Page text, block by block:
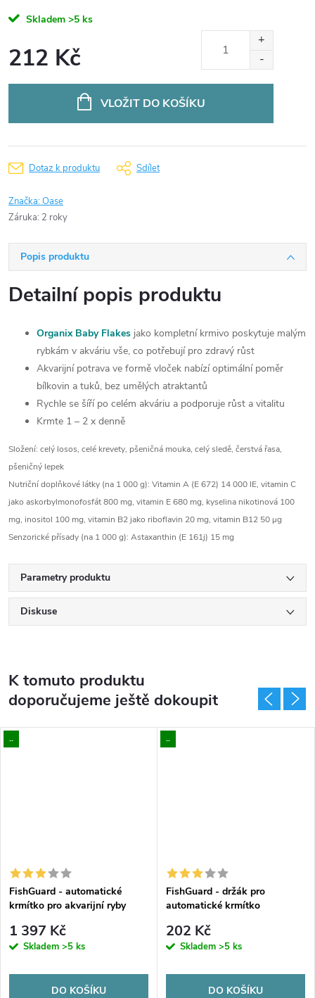
Skladem >5 ks
212 Kč
VLOŽIT DO KOŠÍKU
Dotaz k produktu Sdílet
Značka:Oase
Záruka: 2 roky
Popis produktu
Detailní popis produktu
Organix Baby Flakes jako kompletní krmivo poskytuje malým
rybkám v akváriu vše, co potřebují pro zdravý růst
Akvarijní potrava ve formě vloček nabízí optimální poměr
bílkovin a tuků, bez umělých atraktantů
Rychle se šíří po celém akváriu a podporuje růst a vitalitu
Krmte 1 – 2 x denně
Složení: celý losos, celé krevety, pšeničná mouka, celý sledě, čerstvá řasa,
pšeničný lepek
Nutriční doplňkové látky (na 1 000 g): Vitamin A (E 672) 14 000 IE, vitamin C
jako askorbylmonofosfát 800 mg, vitamin E 680 mg, kyselina nikotinová 100
mg, inositol 100 mg, vitamin B2 jako riboflavin 20 mg, vitamin B12 50 μg
Senzorické přísady (na 1 000 g): Astaxanthin (E 161j) 15 mg
Parametry produktu
Diskuse
K tomuto produktu
doporučujeme ještě dokoupit
..
FishGuard - automatické
krmítko pro akvarijní ryby
1 397 Kč
Skladem >5 ks
DO KOŠÍKU
..
FishGuard - držák pro
automatické krmítko
202 Kč
Skladem >5 ks
DO KOŠÍKU